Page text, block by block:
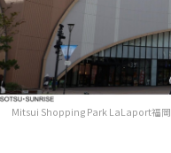
Mitsui Shopping Park LaLaport福岡